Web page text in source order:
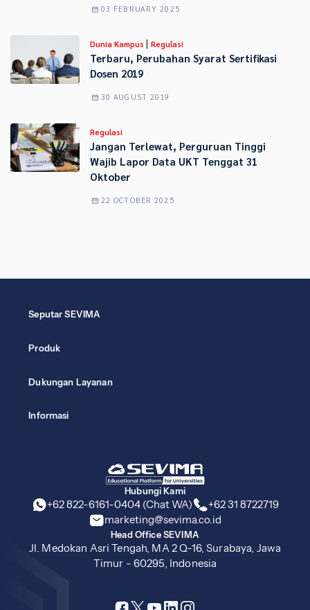
03 FEBRUARY 2025
Dunia Kampus | Regulasi
Terbaru, Perubahan Syarat Sertifikasi
Dosen 2019
30 AUGUST 2019
Regulasi
Jangan Terlewat, Perguruan Tinggi
Wajib Lapor Data UKT Tenggat 31
Oktober
22 OCTOBER 2025
Hubungi Kami
+62 822-6161-0404 (Chat WA)
+62 31 8722719
marketing@sevima.co.id
Head Office SEVIMA
Jl. Medokan Asri Tengah, MA 2 Q-16, Surabaya, Jawa
Timur - 60295, Indonesia
Seputar SEVIMA
Produk
Dukungan Layanan
Informasi